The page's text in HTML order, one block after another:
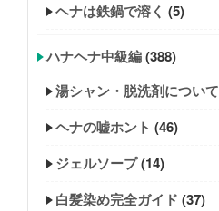
ヘナは鉄鍋で溶く (5)
ハナヘナ中級編(388)
湯シャン・脱洗剤について
ヘナの嘘ホント (46)
ジェルソープ(14)
白髪染め完全ガイド (37)